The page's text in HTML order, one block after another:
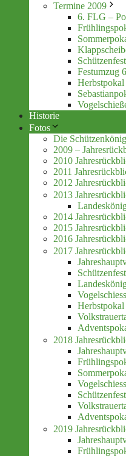
Termine 2009
6. FLG –
Festumzug
Historie
Fotos
Die
2009 –
2010
2011
2012
2013
2014
2015
2016
2017
2018
2019